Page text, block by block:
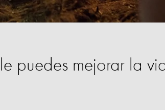
puedes mejorar la